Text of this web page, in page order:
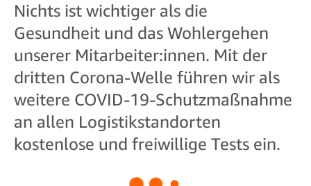
Nichts ist wichtiger als die
Gesundheit und das Wohlergehen
unserer Mitarbeiter:innen. Mit der
dritten Corona-Welle führen wir als
weitere COVID-19-Schutzmaßnahme
an allen Logistikstandorten
kostenlose und freiwillige Tests ein.